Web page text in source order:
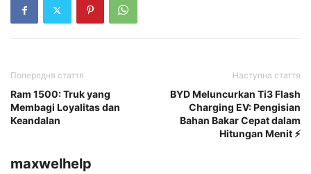
Попередня стаття
Ram 1500: Truk yang
Membagi Loyalitas dan
Keandalan
Наступна стаття
BYD Meluncurkan Ti3 Flash
Charging EV: Pengisian
Bahan Bakar Cepat dalam
Hitungan Menit ⚡
maxwelhelp